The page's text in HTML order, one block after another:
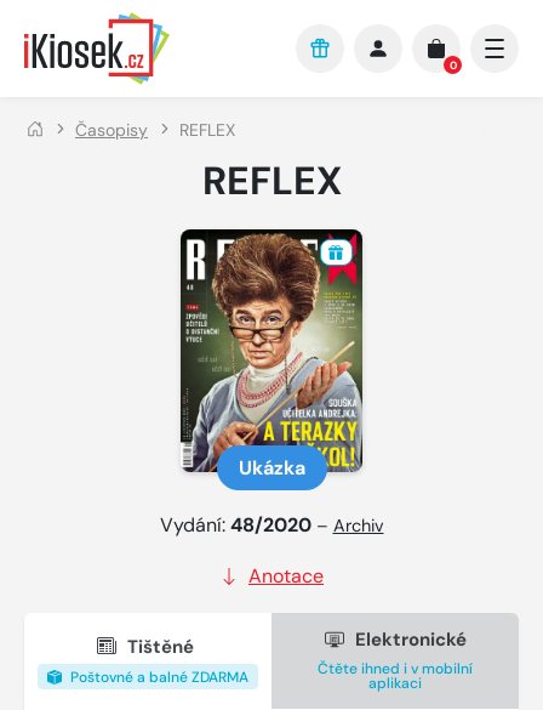
Přejít na hlavní obsah
0
Časopisy REFLEX
REFLEX
Ukázka
Vydání:48/2020 – Archiv
Anotace
Tištěné
Poštovné a balné ZDARMA
Elektronické
Čtěte ihned i v mobilní
aplikaci